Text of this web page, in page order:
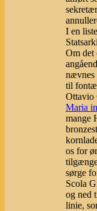
I en
Om det
nævnes
til
Ottavio
Maria
mange
os for
sørge
Scola
og ned
linie,